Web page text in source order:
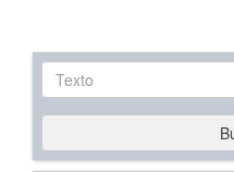
Texto